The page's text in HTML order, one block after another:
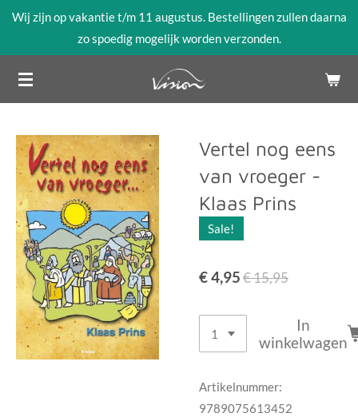
Ga
de
hoofdinhoud
Wij zijn op vakantie t/m 11 augustus. Bestellingen zullen daarna
zo spoedig mogelijk worden verzonden.
Vertel nog eens
van vroeger -
Klaas Prins
Sale!
€ 4,95€ 15,95
In
winkelwagen
Artikelnummer:
9789075613452